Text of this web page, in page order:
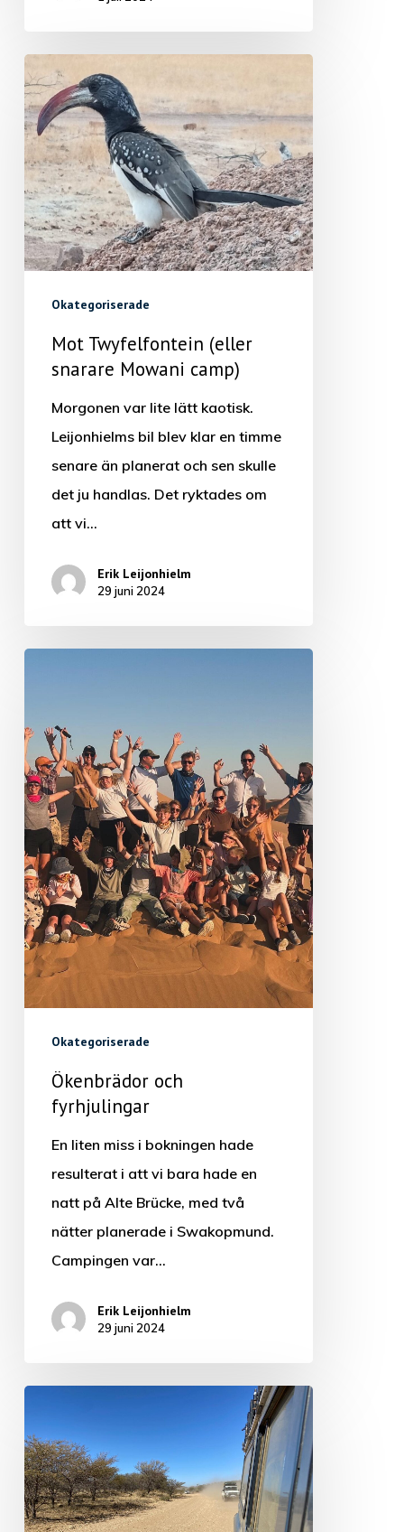
Okategoriserade
Mot Twyfelfontein (eller
snarare Mowani camp)
Morgonen var lite lätt kaotisk.
Leijonhielms bil blev klar en timme
senare än planerat och sen skulle
det ju handlas. Det ryktades om
att vi…
Erik Leijonhielm
29 juni 2024
Okategoriserade
Ökenbrädor och
fyrhjulingar
En liten miss i bokningen hade
resulterat i att vi bara hade en
natt på Alte Brücke, med två
nätter planerade i Swakopmund.
Campingen var…
Erik Leijonhielm
29 juni 2024